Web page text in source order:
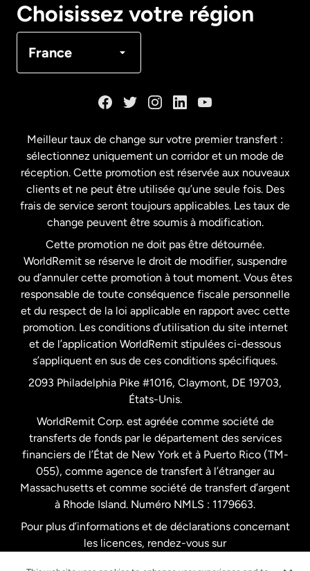
Choisissez votre région
France
Français
États-Unis English
États-Unis Español
France
Malaisie
Nouvelle-Zélande
Pays-Bas
Royaume-Uni
Suède
Meilleur taux de change sur votre premier transfert :
sélectionnez uniquement un corridor et un mode de
réception. Cette promotion est réservée aux nouveaux
clients et ne peut être utilisée qu’une seule fois. Des
frais de service seront toujours applicables. Les taux de
change peuvent être soumis à modification.
Cette promotion ne doit pas être détournée.
WorldRemit se réserve le droit de modifier, suspendre
ou d’annuler cette promotion à tout moment. Vous êtes
responsable de toute conséquence fiscale personnelle
et du respect de la loi applicable en rapport avec cette
promotion. Les conditions d’utilisation du site internet
et de l’application WorldRemit stipulées ci-dessous
s’appliquent en sus de ces conditions spécifiques.
2093 Philadelphia Pike #1016, Claymont, DE 19703,
États-Unis.
WorldRemit Corp. est agréée comme société de
transferts de fonds par le département des services
financiers de l’État de New York et à Puerto Rico (TM-
055), comme agence de transfert à l’étranger au
Massachusetts et comme société de transfert d’argent
à Rhode Island. Numéro NMLS : 1179663.
Pour plus d’informations et de déclarations concernant
les licences, rendez-vous sur